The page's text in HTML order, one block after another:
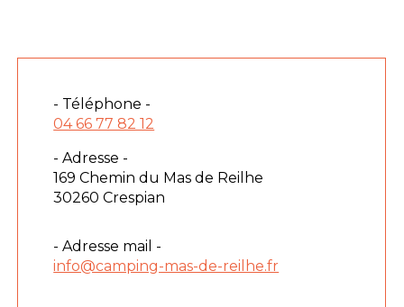
- Téléphone -
04 66 77 82 12
- Adresse -
169 Chemin du Mas de Reilhe
30260 Crespian
- Adresse mail -
info@camping-mas-de-reilhe.fr